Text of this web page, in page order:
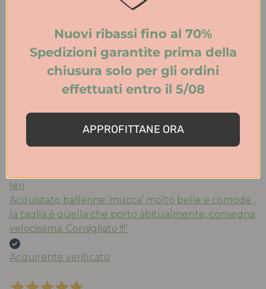
eleganza. Spedizione veloce. Consigliatissimo!
Acquirente verificato
Tutto perfetto. Ritiro in negozio velocissimo.
Consigliato.
Ieri
Acquistato ballerine ‘mucca’ molto belle e comode ,
la taglia è quella che porto abitualmente, consegna
velocissima. Consigliato !!!’
Acquirente verificato
Nuovi ribassi fino al 70%
Spedizioni garantite prima della
chiusura solo per gli ordini
effettuati entro il 5/08
APPROFITTANE ORA